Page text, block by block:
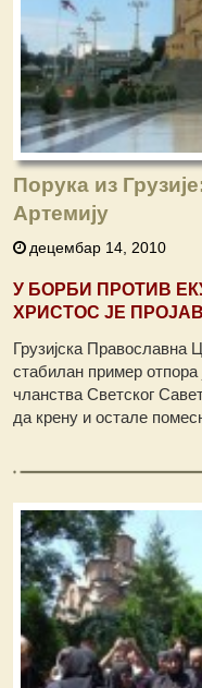
Порука из
Артемију
децембар 14, 2010
У БОРБИ ПРОТИВ
ХРИСТОС ЈЕ
Грузијска Православна
стабилан пример отпора
чланства Светског
да крену и остале